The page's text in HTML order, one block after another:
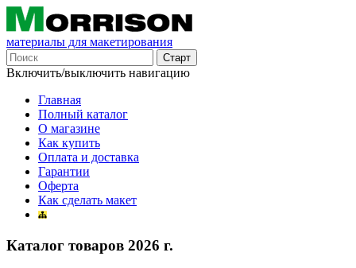
материалы для макетирования
Включить/выключить навигацию
Главная
Полный каталог
О магазине
Как купить
Оплата и доставка
Гарантии
Оферта
Как сделать макет
Каталог товаров 2026 г.